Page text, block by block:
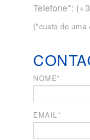
NOME*
EMAIL*
Telefone*:
(*custo de uma